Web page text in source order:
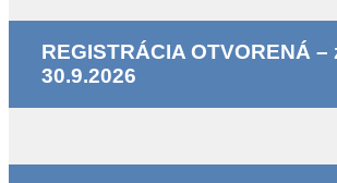
REGISTRÁCIA OTVORENÁ
30.9.2026